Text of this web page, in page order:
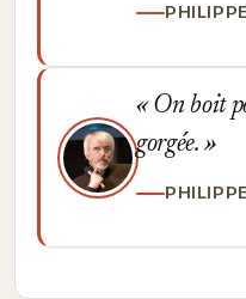
On boit
gorgée.